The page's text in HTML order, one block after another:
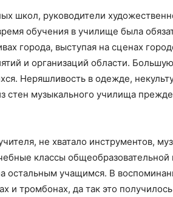
школ, руководители
обучения в училище была
города, выступая на сценах
и организаций области.
Неряшливость в одежде,
стен музыкального училища
не хватало инструментов,
классы
остальным учащимся. В
и тромбонах, да так это